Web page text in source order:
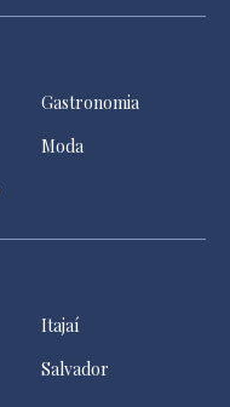
Gastronomia
Moda
Itajaí
Salvador